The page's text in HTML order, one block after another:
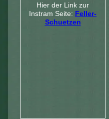
Hier der Link zur
Instram Seite: Feller-
Schuetzen